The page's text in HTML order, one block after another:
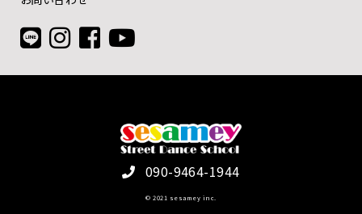
090-9464-1944
© 2021 sesamey inc.